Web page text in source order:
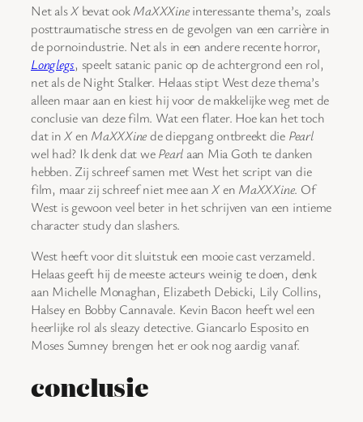
Net alsXbevat ookMaXXXineinteressante thema’s, zoals
posttraumatische stress en de gevolgen van een carrière in
de pornoindustrie. Net als in een andere recente horror,
Longlegs, speelt satanic panic op de achtergrond een rol,
net als de Night Stalker. Helaas stipt West deze thema’s
alleen maar aan en kiest hij voor de makkelijke weg met de
conclusie van deze film. Wat een flater. Hoe kan het toch
dat inXen MaXXXinede diepgang ontbreekt die Pearl
wel had? Ik denk dat wePearl aan Mia Goth te danken
hebben. Zij schreef samen met West het script van die
film, maar zij schreef niet mee aanXen MaXXXine. Of
West is gewoon veel beter in het schrijven van een intieme
character study dan slashers.
West heeft voor dit sluitstuk een mooie cast verzameld.
Helaas geeft hij de meeste acteurs weinig te doen, denk
aan Michelle Monaghan, Elizabeth Debicki, Lily Collins,
Halsey en Bobby Cannavale. Kevin Bacon heeft wel een
heerlijke rol als sleazy detective. Giancarlo Esposito en
Moses Sumney brengen het er ook nog aardig vanaf.
conclusie